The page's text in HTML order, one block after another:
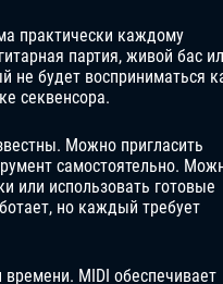
практически каждому
партия, живой бас
не будет восприниматься
секвенсора.
Можно пригласить
самостоятельно.
или использовать готовые
но каждый требует
MIDI обеспечивает